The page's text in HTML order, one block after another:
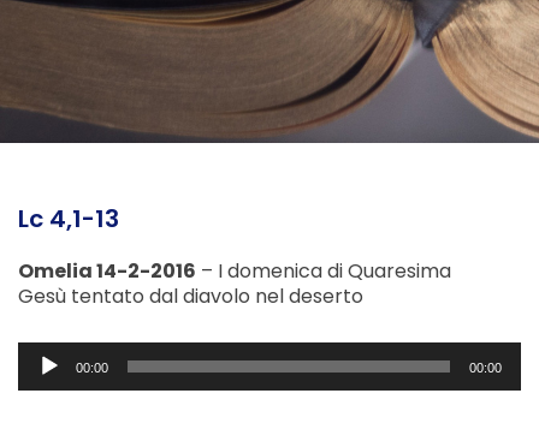
Lc 4,1-13
Omelia 14-2-2016 – I domenica di Quaresima
Gesù tentato dal diavolo nel deserto
Audio
Player00:00 00:00